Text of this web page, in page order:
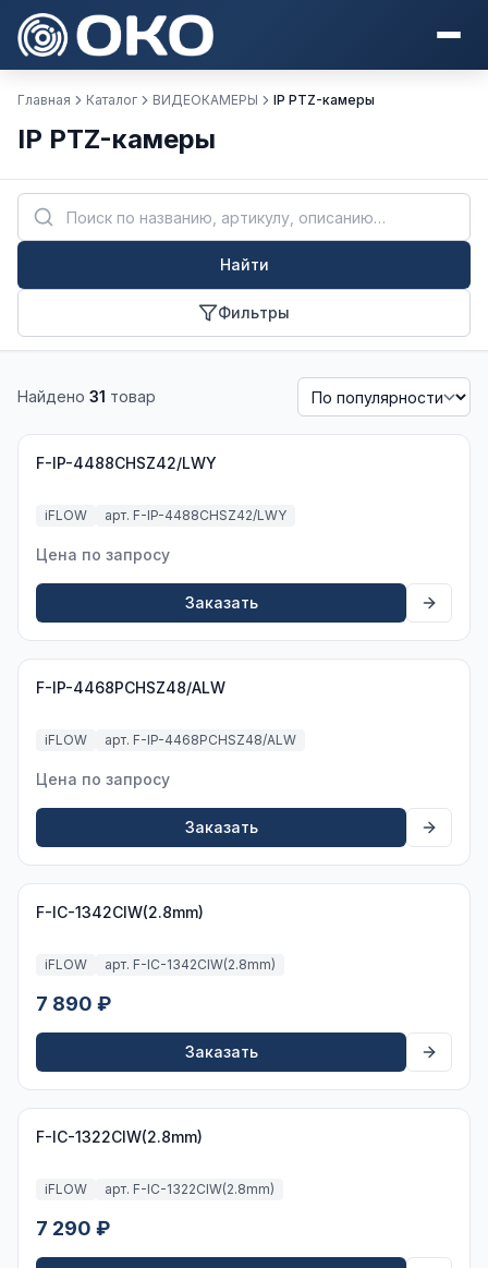
Главная Каталог ВИДЕОКАМЕРЫ IP PTZ-камеры
IP PTZ-камеры
Найти
Фильтры
Найдено 31 товар
F-IP-4488CHSZ42/LWY
iFLOW арт. F-IP-4488CHSZ42/LWY
Цена по запросу
Заказать
F-IP-4468PCHSZ48/ALW
iFLOW арт. F-IP-4468PCHSZ48/ALW
Цена по запросу
Заказать
F-IC-1342CIW(2.8mm)
iFLOW арт. F-IC-1342CIW(2.8mm)
7 890 ₽
Заказать
F-IC-1322CIW(2.8mm)
iFLOW арт. F-IC-1322CIW(2.8mm)
7 290 ₽